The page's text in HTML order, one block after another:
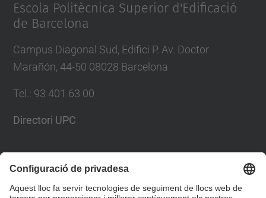
Escola Politècnica Superior d'Edificació
de Barcelona
Campus Diagonal Sud, Edifici P. Av. Doctor
Marañón, 44-50 08028 Barcelona
Tel. : 93 401 63 00
Directori UPC
Formulari de contacte